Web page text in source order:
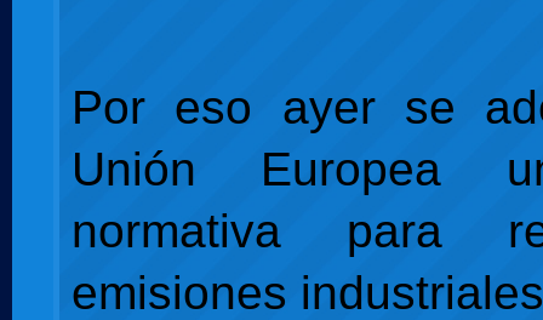
Por eso ayer se
Unión Europea
normativa para
emisiones